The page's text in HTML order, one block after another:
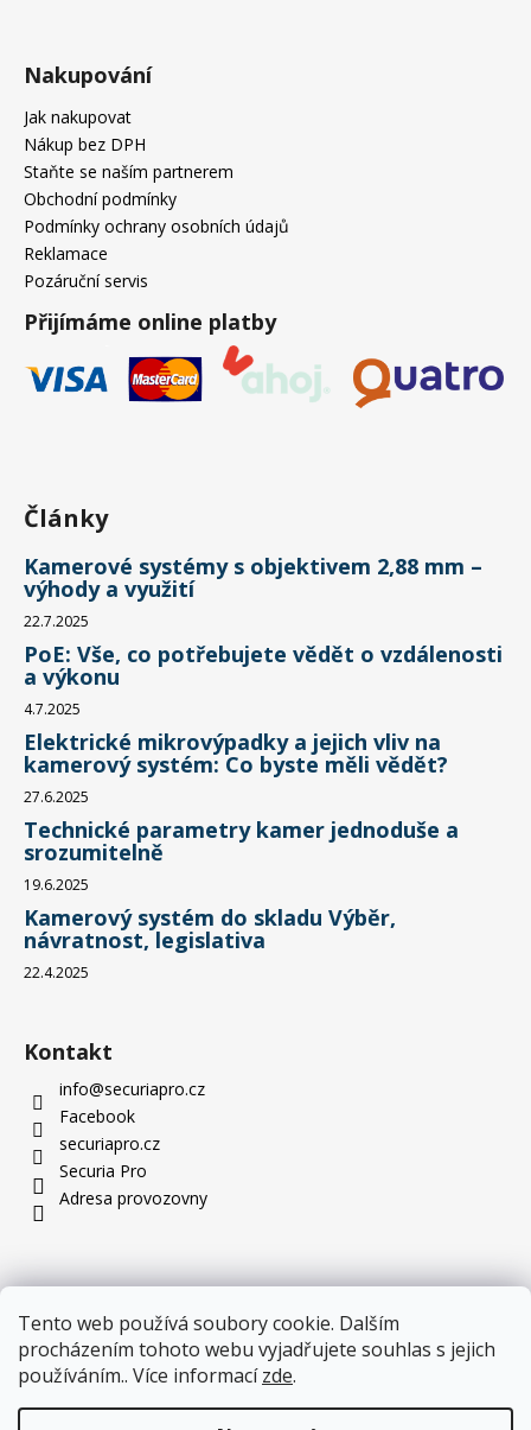
Tento web používá soubory cookie. Dalším
procházením tohoto webu vyjadřujete souhlas s jejich
používáním.. Více informacízde.
Nakupování
Jak nakupovat
Nákup bez DPH
Staňte se naším partnerem
Obchodní podmínky
Podmínky ochrany osobních údajů
Reklamace
Pozáruční servis
Přijímáme online platby
Články
Kamerové systémy s objektivem 2,88 mm –
výhody a využití
22.7.2025
PoE: Vše, co potřebujete vědět o vzdálenosti
a výkonu
4.7.2025
Elektrické mikrovýpadky a jejich vliv na
kamerový systém: Co byste měli vědět?
27.6.2025
Technické parametry kamer jednoduše a
srozumitelně
19.6.2025
Kamerový systém do skladu Výběr,
návratnost, legislativa
22.4.2025
Kontakt
info@securiapro.cz
Facebook
securiapro.cz
Securia Pro
Adresa provozovny